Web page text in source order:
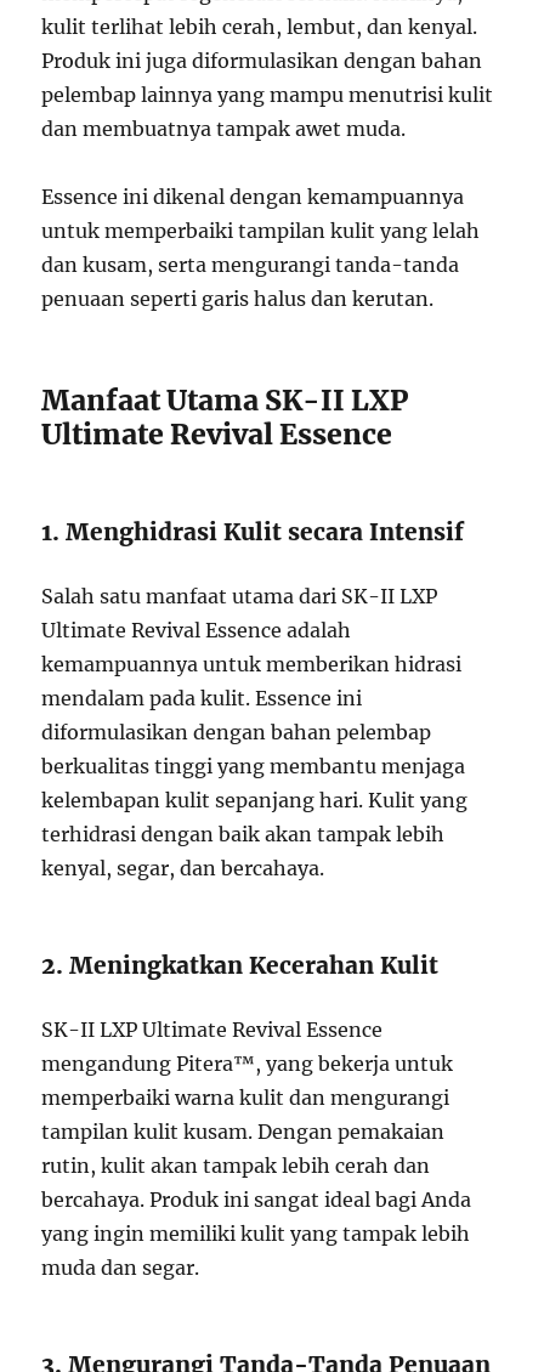
kulit terlihat lebih cerah, lembut, dan kenyal.
Produk ini juga diformulasikan dengan bahan
pelembap lainnya yang mampu menutrisi kulit
dan membuatnya tampak awet muda.
Essence ini dikenal dengan kemampuannya
untuk memperbaiki tampilan kulit yang lelah
dan kusam, serta mengurangi tanda-tanda
penuaan seperti garis halus dan kerutan.
Manfaat Utama SK-II LXP
Ultimate Revival Essence
1. Menghidrasi Kulit secara Intensif
Salah satu manfaat utama dari SK-II LXP
Ultimate Revival Essence adalah
kemampuannya untuk memberikan hidrasi
mendalam pada kulit. Essence ini
diformulasikan dengan bahan pelembap
berkualitas tinggi yang membantu menjaga
kelembapan kulit sepanjang hari. Kulit yang
terhidrasi dengan baik akan tampak lebih
kenyal, segar, dan bercahaya.
2. Meningkatkan Kecerahan Kulit
SK-II LXP Ultimate Revival Essence
mengandung Pitera™, yang bekerja untuk
memperbaiki warna kulit dan mengurangi
tampilan kulit kusam. Dengan pemakaian
rutin, kulit akan tampak lebih cerah dan
bercahaya. Produk ini sangat ideal bagi Anda
yang ingin memiliki kulit yang tampak lebih
muda dan segar.
3. Mengurangi Tanda-Tanda Penuaan